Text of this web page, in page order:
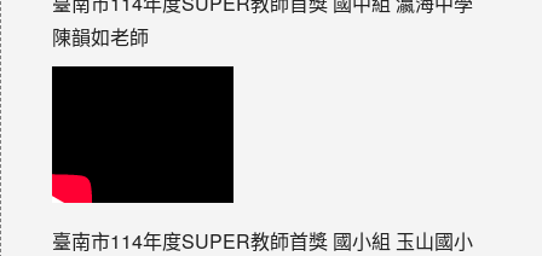
陳韻如老師
臺南市114年度SUPER教師首獎 國小組 玉山國小